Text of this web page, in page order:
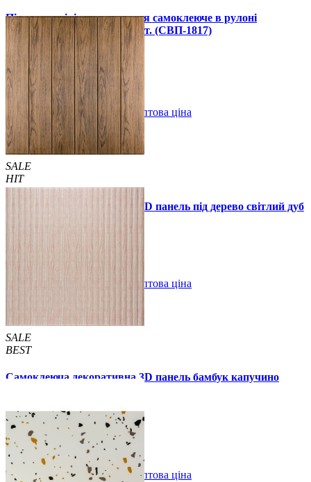
Підлогове вінілове покриття самоклеюче в рулоні
3000х600х1,5мм, ціна за 1 шт. (СВП-1817)
990 грн. 1390 грн.
Купити В закладки Оптова ціна
SALE
HIT
Самоклеюча декоративна 3D панель під дерево світлий дуб
Оптова ціна
SALE
BEST
Самоклеюча декоративна 3D панель бамбук капучино
129 грн. /шт 160 грн. /шт
Купити В закладки Оптова ціна